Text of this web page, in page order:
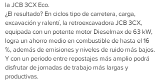
la JCB 3CX Eco.
¿El resultado? En ciclos tipo de carretera, carga,
excavación y ralentí, la retroexcavadora JCB 3CX,
equipada con un potente motor Dieselmax de 63 kW,
logra un ahorro medio en combustible de hasta el 16
%, además de emisiones y niveles de ruido más bajos.
Y con un periodo entre repostajes más amplio podrá
disfrutar de jornadas de trabajo más largas y
productivas.